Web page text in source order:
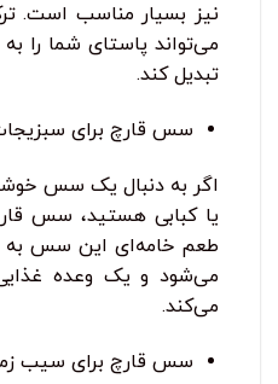
نیز بسیار مناسب است.
می‌تواند پاستای شما را
تبدیل کند.
سس قارچ برای
اگر به دنبال یک سس
یا کبابی هستید، سس
طعم خامه‌ای این سس به
می‌شود و یک وعده
می‌کند.
سس قارچ برای سیب